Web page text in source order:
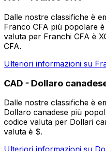
Dalle nostre classifiche è
Franco CFA più popolare
valuta per Franchi CFA è
CFA.
Ulteriori informazioni su
CAD - Dollaro
Dalle nostre classifiche è
Dollaro canadese più
codice valuta per Dollari
valuta è $.